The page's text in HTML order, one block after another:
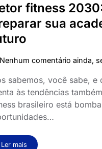
fitness
sua
Nenhum comentário ainda,
sabemos, você sabe, e
às tendências
brasileiro está
Ler mais